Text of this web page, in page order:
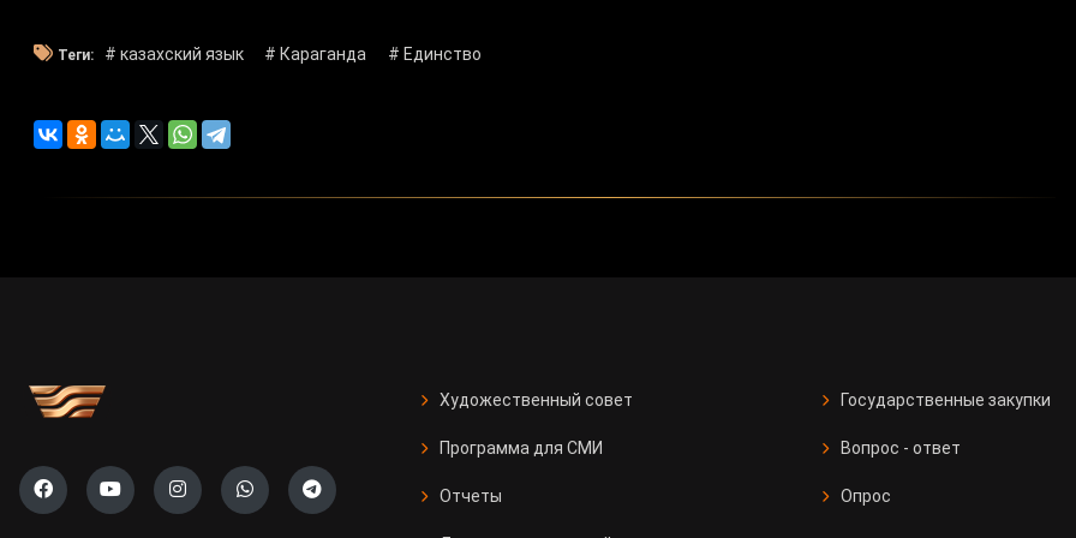
Теги: # казахский язык # Караганда # Единство
Художественный совет
Программа для СМИ
Отчеты
Государственные закупки
Вопрос - ответ
Опрос